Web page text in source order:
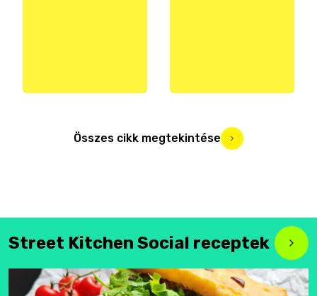
Összes cikk megtekintése
Street Kitchen Social receptek